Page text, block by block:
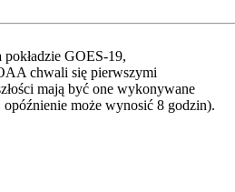
GOES-19,
chwali się pierwszymi
mają być one wykonywane
może wynosić 8 godzin).